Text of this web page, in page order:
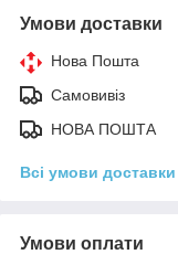
Умови доставки
Нова Пошта
Самовивіз
НОВА ПОШТА
Всі умови доставки
Умови оплати